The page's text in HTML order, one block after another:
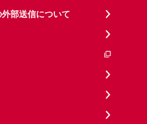
部送信について